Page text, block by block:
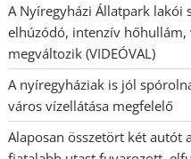
A Nyíregyházi Állatpark lakói
elhúzódó, intenzív hőhullám,
megváltozik (VIDEÓVAL)
A nyíregyháziak is jól
város vízellátása megfelelő
Alaposan összetört két autót